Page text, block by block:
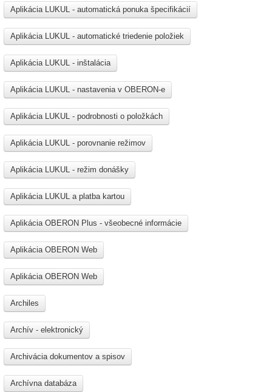
Aplikácia LUKUL - automatická ponuka špecifikácií
Aplikácia LUKUL - automatické triedenie položiek
Aplikácia LUKUL - inštalácia
Aplikácia LUKUL - nastavenia v OBERON-e
Aplikácia LUKUL - podrobnosti o položkách
Aplikácia LUKUL - porovnanie režimov
Aplikácia LUKUL - režim donášky
Aplikácia LUKUL a platba kartou
Aplikácia OBERON Plus - všeobecné informácie
Aplikácia OBERON Web
Aplikácia OBERON Web
Archiles
Archív - elektronický
Archivácia dokumentov a spisov
Archívna databáza